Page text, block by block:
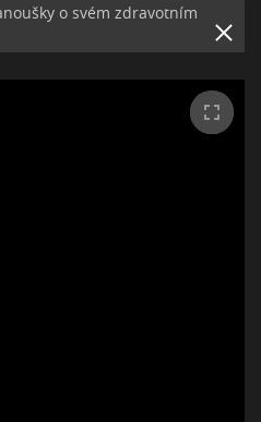
o svém zdravotním